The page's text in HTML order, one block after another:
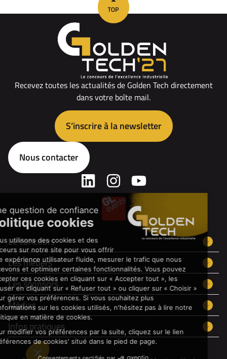
Recevez toutes les actualités de Golden Tech directement
dans votre boîte mail.
S’inscrire à la newsletter
Nous contacter
Le concours
Les métiers
Les sponsors
Médias
Infos pratiques